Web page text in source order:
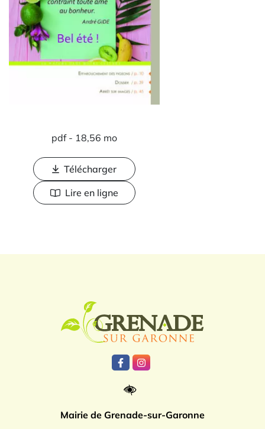
pdf - 18,56 mo
Télécharger
Lire en ligne
Lien vers le compte Facebook
Lien vers le compte
Mairie de Grenade-sur-Garonne